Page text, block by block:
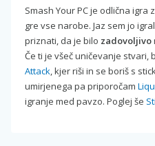
Smash Your PC je odlična
gre vse narobe. Jaz sem jo
priznati, da je bilo zadovoljivo
Če ti je všeč uničevanje stvari,
Attack, kjer riši in se boriš s
umirjenega pa priporočam
igranje med pavzo. Poglej še